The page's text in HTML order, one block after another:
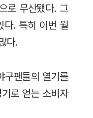
로 무산됐다. 그
다. 특히 이번 월
다.
구팬들의 열기를
로 얻는 소비자